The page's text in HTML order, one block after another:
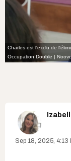
Charles est l'exclu de
Occupation Double |
Sep 18, 2025, 4:13